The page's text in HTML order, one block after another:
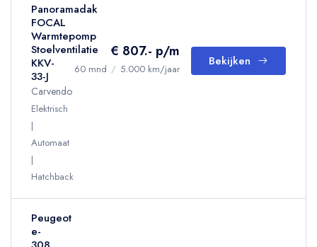
Panoramadak
FOCAL
Warmtepomp
Stoelventilatie
KKV-
33-J
Carvendo
Elektrisch
Automaat
Hatchback
€ 807.- p/m
60 mnd / 5.000 km/jaar
Bekijken
Peugeot
e-